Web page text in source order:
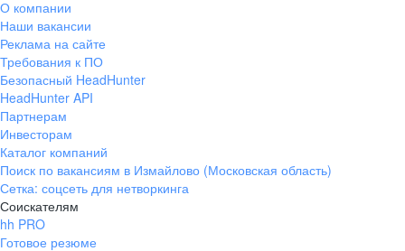
О компании
Наши вакансии
Реклама на сайте
Требования к ПО
Безопасный HeadHunter
HeadHunter API
Партнерам
Инвесторам
Каталог компаний
Поиск по вакансиям в Измайлово (Московская область)
Сетка: соцсеть для нетворкинга
Соискателям
hh PRO
Готовое резюме